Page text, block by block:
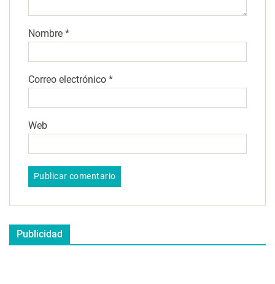
Nombre *
Correo electrónico *
Web
Publicidad